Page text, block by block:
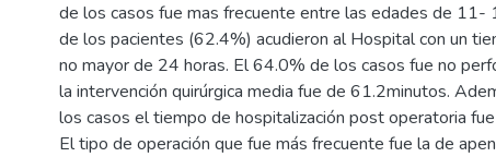
de los casos fue mas frecuente entre las edades de 11-
de los pacientes (62.4%) acudieron al Hospital con un
no mayor de 24 horas. El 64.0% de los casos fue no
la intervención quirúrgica media fue de 61.2minutos.
los casos el tiempo de hospitalización post operatoria
El tipo de operación que fue más frecuente fue la de